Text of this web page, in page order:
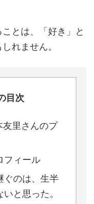
とは、「好き」と
れません。
目次
友里さんのプ
フィール
ぐのは、生半
と思った。